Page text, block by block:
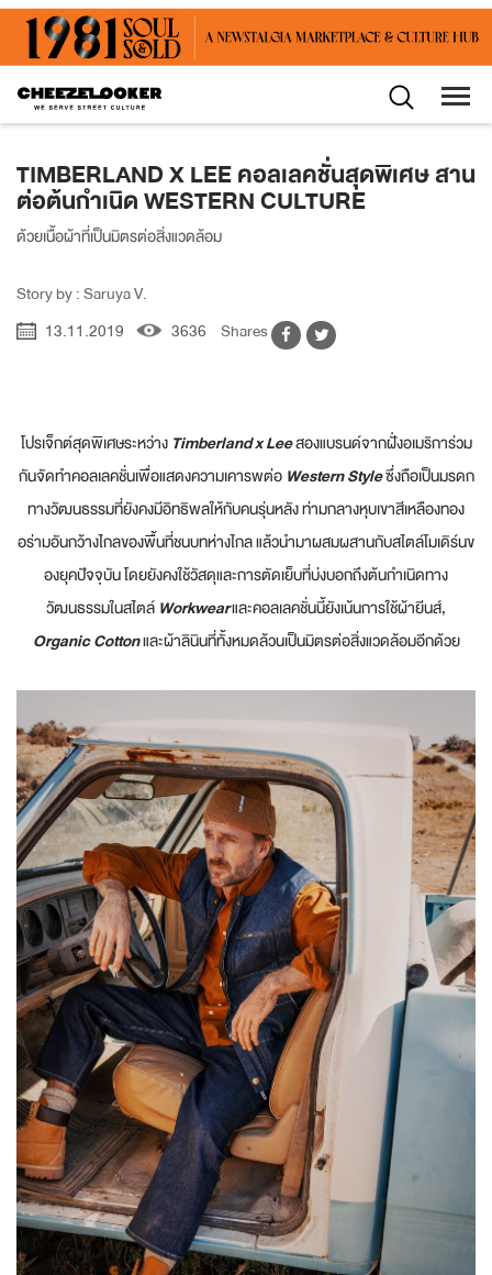
TIMBERLAND X LEE คอลเลคชั่นสุดพิเศษ สาน
ต่อต้นกำเนิด WESTERN CULTURE
ด้วยเนื้อผ้าที่เป็นมิตรต่อสิ่งแวดล้อม
Story by : Saruya V.
13.11.2019
3636 Shares
โปรเจ็กต์สุดพิเศษระหว่าง Timberland x Leeสองแบรนด์จากฝั่งอเมริการ่วม
กันจัดทำคอลเลคชั่นเพื่อแสดงความเคารพต่อ Western Styleซึ่งถือเป็นมรดก
ทางวัฒนธรรมที่ยังคงมีอิทธิพลให้กับคนรุ่นหลัง ท่ามกลางหุบเขาสีเหลืองทอง
อร่ามอันกว้างไกลของพื้นที่ชนบทห่างไกล แล้วนำมาผสมผสานกับสไตล์โมเดิร์นข
องยุคปัจจุบัน โดยยังคงใช้วัสดุและการตัดเย็บที่บ่งบอกถึงต้นกำเนิดทาง
วัฒนธรรมในสไตล์ Workwearและคอลเลคชั่นนี้ยังเน้นการใช้ผ้ายีนส์,
Organic Cottonและผ้าลินินที่ทั้งหมดล้วนเป็นมิตรต่อสิ่งแวดล้อมอีกด้วย